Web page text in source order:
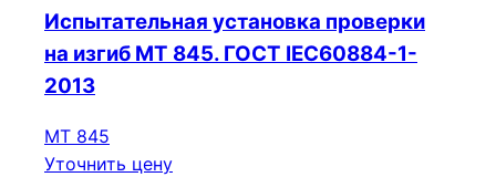
Испытательная установка проверки
на изгиб МТ 845. ГОСТ IEC60884-1-
2013
МТ 845
Уточнить цену